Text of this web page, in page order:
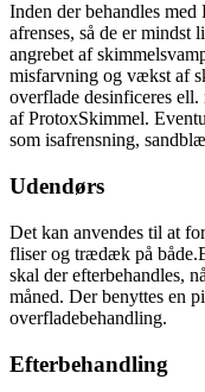
Inden der behandles
afrenses, så de er mindst
angrebet af
misfarvning og vækst af
overflade desinficeres
af ProtoxSkimmel.
som isafrensning,
Udendørs
Det kan anvendes til at
fliser og trædæk på
skal der efterbehandles,
måned. Der benyttes en
overfladebehandling.
Efterbehandling